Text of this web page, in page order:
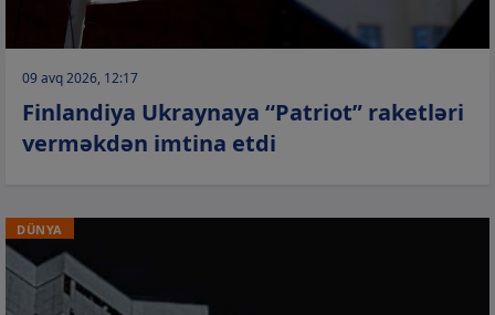
09 avq 2026, 12:17
Finlandiya Ukraynaya “Patriot” raketləri
verməkdən imtina etdi
DÜNYA